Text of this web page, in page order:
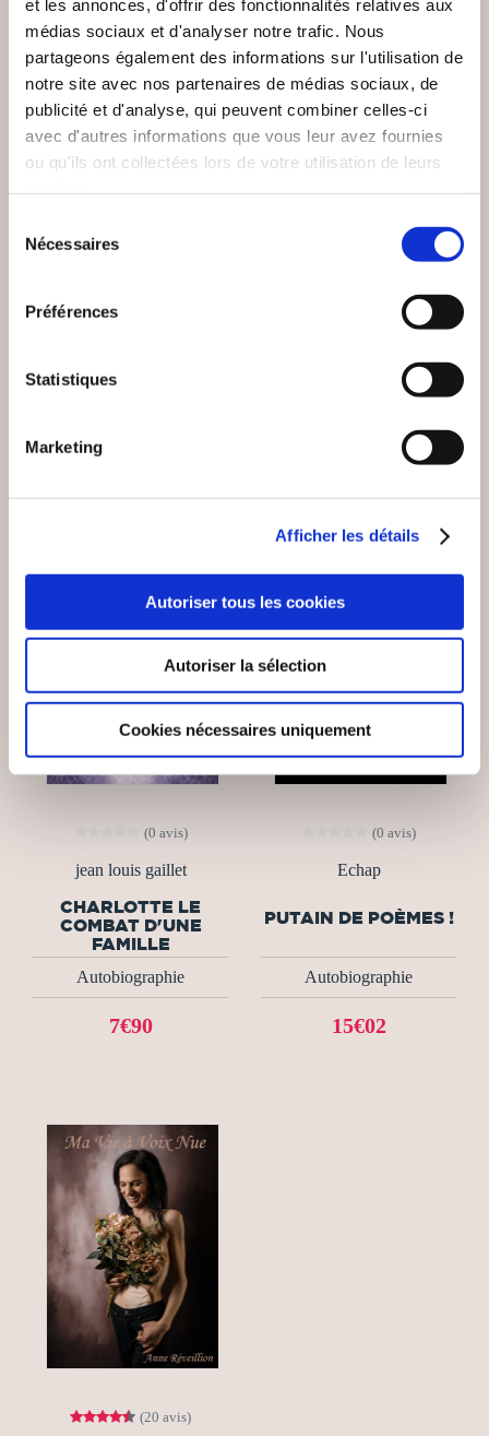
et les annonces, d'offrir des fonctionnalités relatives aux
médias sociaux et d'analyser notre trafic. Nous
partageons également des informations sur l'utilisation de
notre site avec nos partenaires de médias sociaux, de
publicité et d'analyse, qui peuvent combiner celles-ci
avec d'autres informations que vous leur avez fournies
ou qu'ils ont collectées lors de votre utilisation de leurs
Nécessaires
Préférences
Statistiques
Marketing
Afficher les détails
Autoriser tous les cookies
Autoriser la sélection
Cookies nécessaires uniquement
LA CHUTE QUI REND
Autobiographie
(0 avis)
UN PLUS-QUE-PASSÉ
Autobiographie
(0 avis)
jean louis gaillet
CHARLOTTE LE
COMBAT D'UNE
FAMILLE
Autobiographie
7€90
(0 avis)
Echap
PUTAIN DE POÈMES !
Autobiographie
15€02
(20 avis)